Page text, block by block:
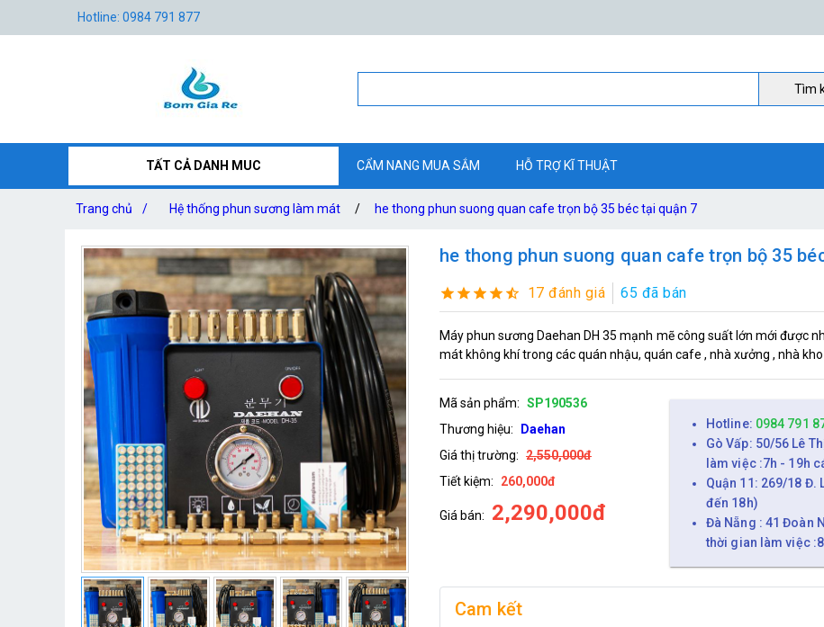
Hotline: 0984 791 877
Tìm
TẤT CẢ DANH MUC CẨM NANG MUA SẮM HỖ TRỢ KĨ THUẬT
Trang chủ / Hệ thống phun sương làm mát / he thong phun suong quan cafe trọn bộ 35 béc tại quận 7
he thong phun suong quan cafe trọn bộ 35
17 đánh giá 65 đã bán
Máy phun sương Daehan DH 35 mạnh mẽ công suất lớn mới được
mát không khí trong các quán nhậu, quán cafe , nhà xưởng , nhà
Mã sản phẩm: SP190536
Thương hiệu:
Daehan
Giá thị trường: 2,550,000đ
Tiết kiệm:
260,000đ
Giá bán: 2,290,000đ
Hotline: 0984 791
Gò Vấp: 50/56 Lê
làm việc :7h - 19h
Quận 11: 269/18 Đ.
đến 18h)
Đà Nẵng : 41 Đoàn
thời gian làm việc
Cam kết